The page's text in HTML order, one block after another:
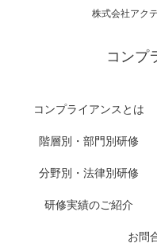
株式会社アク
コンプ
コンプライアンスとは
階層別・部門別研修
分野別・法律別研修
研修実績のご紹介
お問